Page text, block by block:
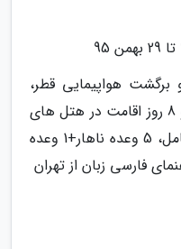
هواپیمایی قطر،
ترانسفر فرودگاهی، 7 شب و 8 روز اقامت در هتل های
5 ستاره با صبحانه، گشت کامل، 5 وعده ناهار+1 وعده
فارسی زبان از تهران